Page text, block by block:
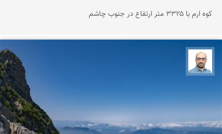
کوه ارم با ۳۳۲۵ متر ارتفاع در جنوب چاشم